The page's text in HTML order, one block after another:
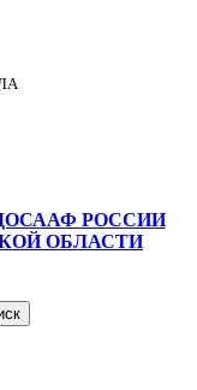
РОССИИ
ОБЛАСТИ